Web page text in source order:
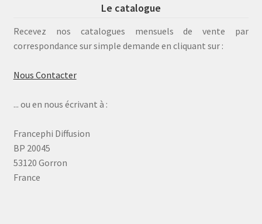
Le catalogue
Recevez nos catalogues mensuels de vente par
correspondance sur simple demande en cliquant sur :
Nous Contacter
... ou en nous écrivant à :
Francephi Diffusion
BP 20045
53120 Gorron
France